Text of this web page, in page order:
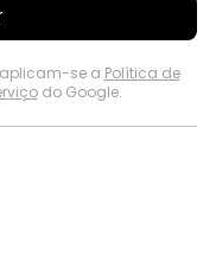
aplicam-se a Política de
do Google.